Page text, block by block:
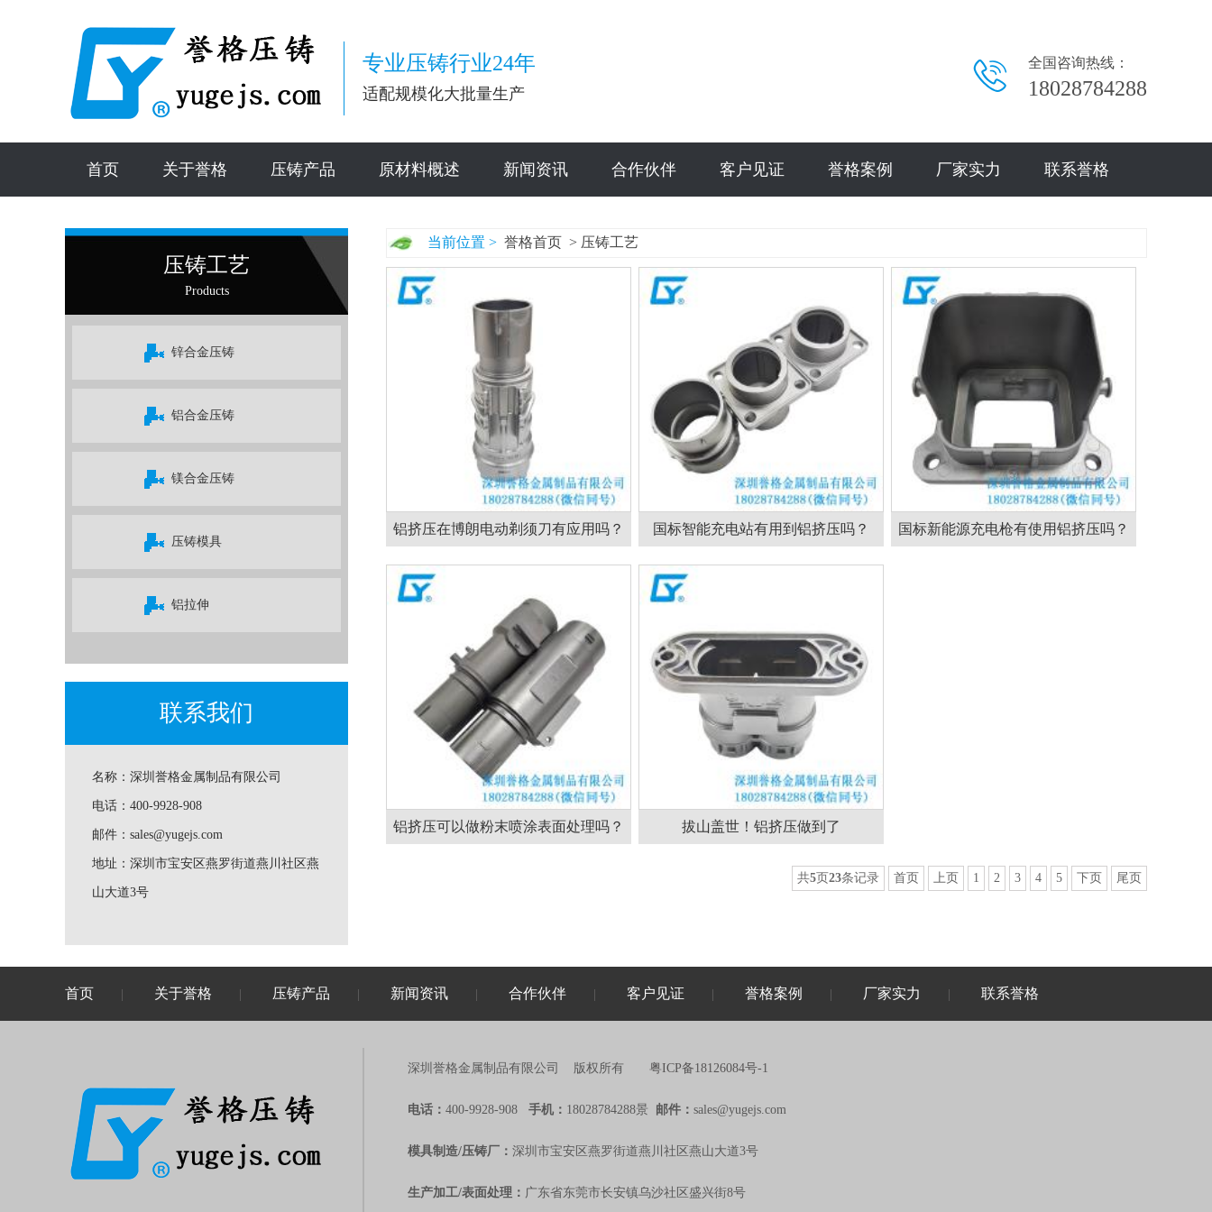
专业压铸行业24年
适配规模化大批量生产
全国咨询热线：
18028784288
首页 关于誉格 压铸产品 原材料概述 新闻资讯 合作伙伴 客户见证 誉格案例 厂家实力 联系誉格
压铸工艺
Products
锌合金压铸
铝合金压铸
镁合金压铸
压铸模具
铝拉伸
联系我们
名称： 深圳誉格金属制品有限公司
电话： 400-9928-908
邮件： sales@yugejs.com
地址： 深圳市宝安区燕罗街道燕川社区燕
山大道3号
当前位置 > 誉格首页 > 压铸工艺
铝挤压在博朗电动剃须刀有应用吗？ 国标智能充电站有用到铝挤压吗？ 国标新能源充电枪有使用铝挤压吗？
铝挤压可以做粉末喷涂表面处理吗？ 拔山盖世！铝挤压做到了
共5页 23条记录 首页 上页 1 2 3 4 5 下页 尾页
首页 关于誉格 压铸产品 新闻资讯 合作伙伴 客户见证 誉格案例 厂家实力 联系誉格
深圳誉格金属制品有限公司 版权所有 粤ICP备18126084号-1
电话： 400-9928-908 手机： 18028784288景 邮件： sales@yugejs.com
模具制造/压铸厂： 深圳市宝安区燕罗街道燕川社区燕山大道3号
生产加工/表面处理： 广东省东莞市长安镇乌沙社区盛兴街8号